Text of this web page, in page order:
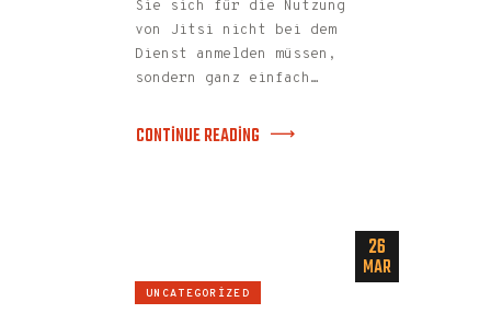
Sie sich für die Nutzung
von Jitsi nicht bei dem
Dienst anmelden müssen,
sondern ganz einfach…
CONTINUE READING
26
MAR
UNCATEGORIZED